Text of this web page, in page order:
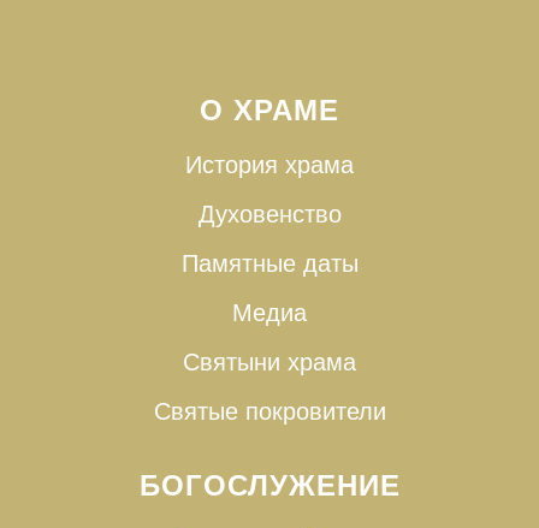
О ХРАМЕ
История храма
Духовенство
Памятные даты
Медиа
Святыни храма
Святые покровители
БОГОСЛУЖЕНИЕ